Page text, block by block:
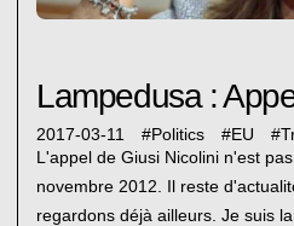
2017-03-11 #Politics #EU #
L'appel de Giusi Nicolini n'est
novembre 2012. Il reste
regardons déjà ailleurs. Je suis